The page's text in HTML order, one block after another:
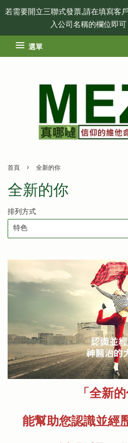
若需要開立三聯式發票,請在填寫客
入公司名稱的欄位即可
選單
首頁 › 全新的你
全新的你
排列方式
「全新的
能幫助您認識並經